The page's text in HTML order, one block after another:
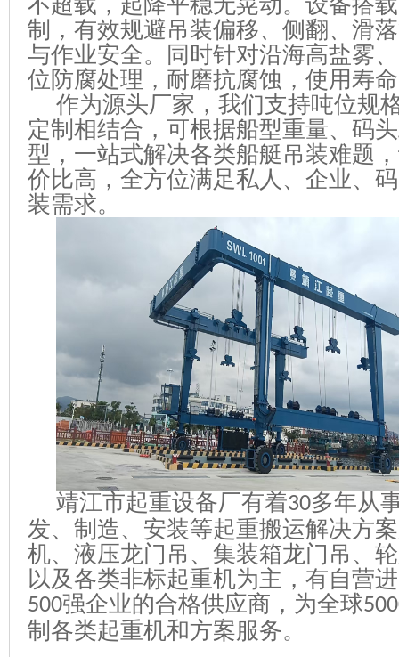
制，有效规避吊装偏移、侧翻、滑
与作业安全。同时针对沿海高盐雾
位防腐处理，耐磨抗腐蚀，使用寿
作为源头厂家，我们支持吨位规
定制相结合，可根据船型重量、码
型，一站式解决各类船艇吊装难题
价比高，全方位满足私人、企业、
装需求。
靖江市起重设备厂有着30多年从
发、制造、安装等起重搬运解决方
机、液压龙门吊、集装箱龙门吊、
以及各类非标起重机为主，有自营
500强企业的合格供应商，为全球
制各类起重机和方案服务。